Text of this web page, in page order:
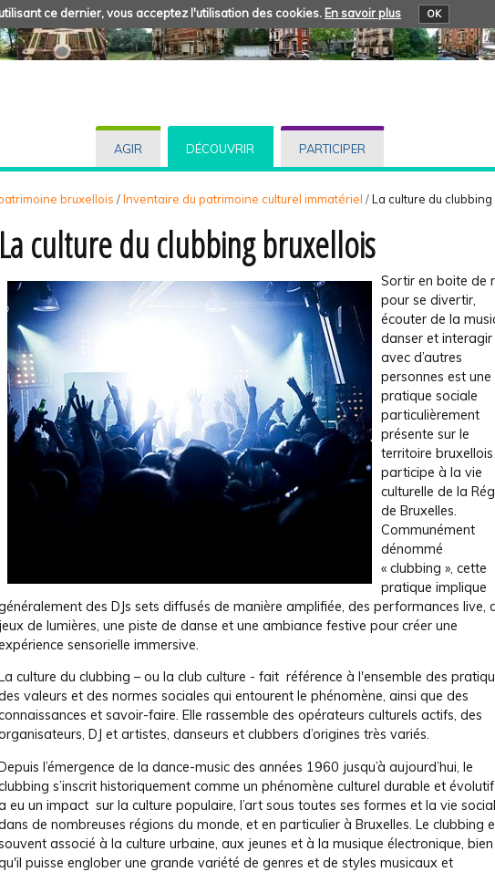
ce dernier, vous acceptez l'utilisation des cookies. En savoir plus OK
AGIR DÉCOUVRIR PARTICIPER
bruxellois /Inventaire du patrimoine culturel immatériel /La culture du
La culture du clubbing bruxellois
Sortir en boite de
pour se divertir,
écouter de la
danser et interagir
avec d’autres
personnes est une
pratique sociale
particulièrement
présente sur le
territoire
participe à la vie
culturelle de la
de Bruxelles.
Communément
dénommé
« clubbing », cette
pratique implique
des DJs sets diffusés de manière amplifiée, des performances live,
jeux de lumières, une piste de danse et une ambiance festive pour créer une
sensorielle immersive.
culture du clubbing – ou la club culture - fait référence à l'ensemble des
valeurs et des normes sociales qui entourent le phénomène, ainsi que des
et savoir-faire. Elle rassemble des opérateurs culturels actifs, des
DJ et artistes, danseurs et clubbers d’origines très variés.
l’émergence de la dance-music des années 1960 jusqu’à aujourd’hui, le
s’inscrit historiquement comme un phénomène culturel durable et
eu un impact sur la culture populaire, l’art sous toutes ses formes et la vie
de nombreuses régions du monde, et en particulier à Bruxelles. Le clubbing
associé à la culture urbaine, aux jeunes et à la musique électronique, bien
puisse englober une grande variété de genres et de styles musicaux et